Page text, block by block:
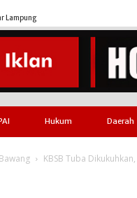
Lampung
Hukum Daerah
KBSB Tuba